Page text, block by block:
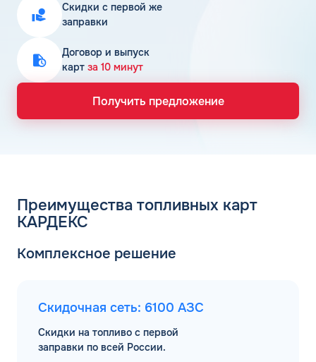
Скидки с первой же
заправки
Договор и выпуск
карт за 10 минут
Получить предложение
Преимущества топливных карт
КАРДЕКС
Комплексное решение
Скидочная сеть: 6100 АЗС
Скидки на топливо с первой
заправки по всей России.